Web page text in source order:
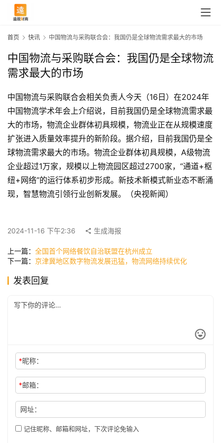
首
页
讯
公
司
科
首页 快讯 中国物流与采购联合会：我国仍是全球物流需求最大的市场
中国物流与采购联合会：我国仍是全球物流
需求最大的市场
中国物流与采购联合会相关负责人今天（16日）在2024年
中国物流学术年会上介绍说，目前我国仍是全球物流需求最
大的市场，物流企业群体初具规模，物流业正在从规模速度
扩张进入质量效率提升的新阶段。据介绍，目前我国仍是全
球物流需求最大的市场。物流企业群体初具规模，A级物流
企业超过1万家，规模以上物流园区超过2700家，“通道+枢
纽+网络”的运行体系初步形成。新技术新模式新业态不断涌
现，智慧物流引领行业创新发展。（央视新闻）
2024-11-16 下午2:36 生成海报
上一篇： 全国首个网络餐饮自治联盟在杭州成立
下一篇： 京津冀地区数字物流发展迅猛，物流网络持续优化
发表回复
*昵称：
*邮箱：
网址：
记住昵称、邮箱和网址，下次评论免输入